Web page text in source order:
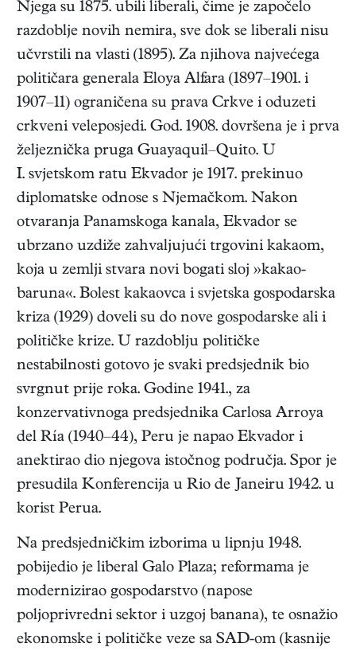
Njega su 1875. ubili liberali, čime je započelo
razdoblje novih nemira, sve dok se liberali nisu
učvrstili na vlasti (1895). Za njihova najvećega
političara generala Eloya Alfara (1897–1901. i
1907–11) ograničena su prava Crkve i oduzeti
crkveni veleposjedi. God. 1908. dovršena je i prva
željeznička pruga Guayaquil–Quito. U
I. svjetskom ratu Ekvador je 1917. prekinuo
diplomatske odnose s Njemačkom. Nakon
otvaranja Panamskoga kanala, Ekvador se
ubrzano uzdiže zahvaljujući trgovini kakaom,
koja u zemlji stvara novi bogati sloj »kakao-
baruna«. Bolest kakaovca i svjetska gospodarska
kriza (1929) doveli su do nove gospodarske ali i
političke krize. U razdoblju političke
nestabilnosti gotovo je svaki predsjednik bio
svrgnut prije roka. Godine 1941., za
konzervativnoga predsjednika Carlosa Arroya
del Ría (1940–44), Peru je napao Ekvador i
anektirao dio njegova istočnog područja. Spor je
presudila Konferencija u Rio de Janeiru 1942. u
korist Perua.
Na predsjedničkim izborima u lipnju 1948.
pobijedio je liberal Galo Plaza; reformama je
modernizirao gospodarstvo (napose
poljoprivredni sektor i uzgoj banana), te osnažio
ekonomske i političke veze sa SAD-om (kasnije